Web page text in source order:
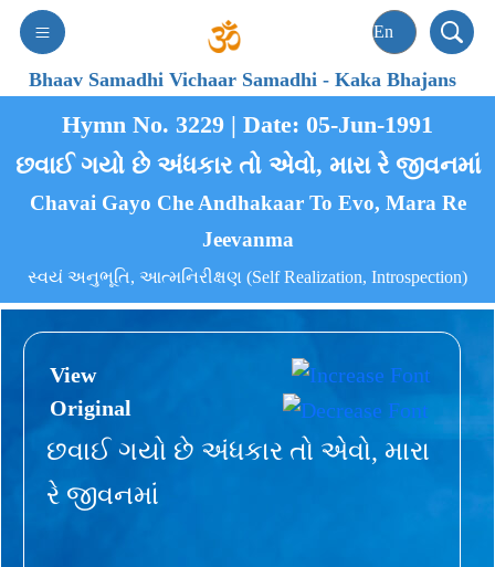
Bhaav Samadhi Vichaar Samadhi-Kaka Bhajans
Hymn No. 3229 | Date: 05-Jun-1991
છવાઈ ગયો છે અંધકાર તો એવો, મારા રે જીવનમાં
Chavai Gayo Che Andhakaar To Evo, Mara Re
Jeevanma
સ્વયં અનુભૂતિ, આત્મનિરીક્ષણ (Self Realization, Introspection)
View
Original
છવાઈ ગયો છે અંધકાર તો એવો, મારા
રે જીવનમાં